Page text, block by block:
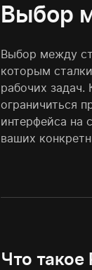
Выбор
Выбор между
которым
рабочих задач.
ограничиться
интерфейса на
ваших
Что такое